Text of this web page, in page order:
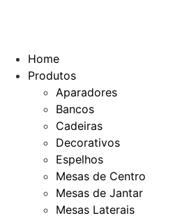
Home
Produtos
Aparadores
Bancos
Cadeiras
Decorativos
Espelhos
Mesas de Centro
Mesas de Jantar
Mesas Laterais